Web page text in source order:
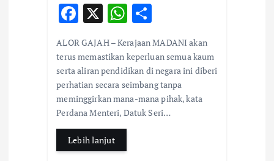
F
ac
e
b
o
o
k
X W
h
at
s
A
p
h
ar
e
ALOR GAJAH – Kerajaan MADANI akan
terus memastikan keperluan semua kaum
serta aliran pendidikan di negara ini diberi
perhatian secara seimbang tanpa
meminggirkan mana-mana pihak, kata
Perdana Menteri, Datuk Seri…
Lebih lanjut